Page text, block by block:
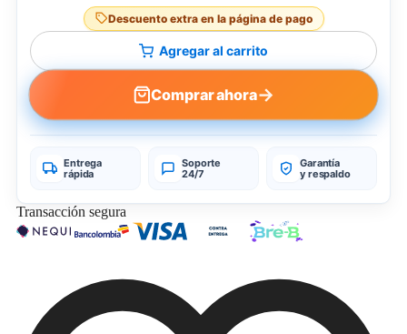
Descuento extra en la página de pago
Agregar al carrito
Comprar ahora→
Entrega
rápida
Soporte
24/7
Garantía
y respaldo
Transacción segura